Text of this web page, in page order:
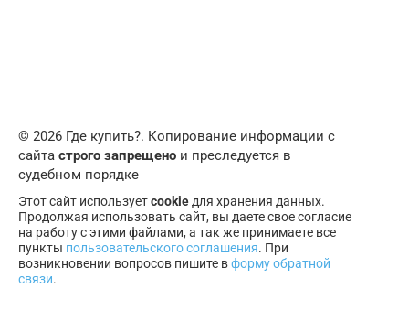
© 2026 Где купить?. Копирование информации с
сайта строго запрещено и преследуется в
судебном порядке
Этот сайт используетcookie для хранения данных.
Продолжая использовать сайт, вы даете свое согласие
на работу с этими файлами, а так же принимаете все
пункты пользовательского соглашения. При
возникновении вопросов пишите вформу обратной
связи.